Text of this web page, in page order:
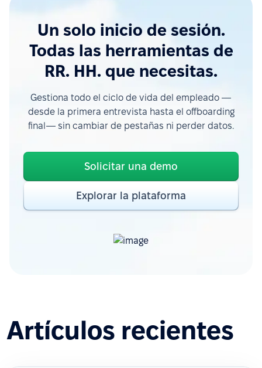
Un solo inicio de sesión.
Todas las herramientas de
RR. HH. que necesitas.
Gestiona todo el ciclo de vida del empleado —
desde la primera entrevista hasta el offboarding
final— sin cambiar de pestañas ni perder datos.
Solicitar una demo
Explorar la plataforma
Artículos recientes